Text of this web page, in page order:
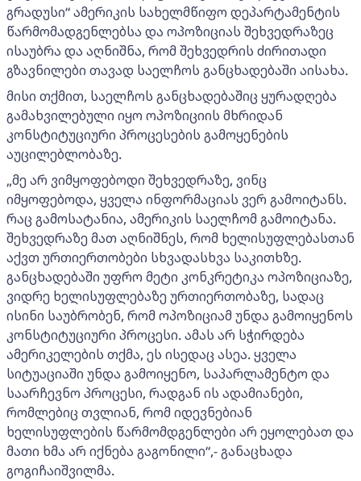
გრადუსი“ ამერიკის სახელმწიფო დეპარტამენტის
წარმომადგენლებსა და ოპოზიციას შეხვედრაზეც
ისაუბრა და აღნიშნა, რომ შეხვედრის ძირითადი
გზავნილები თავად საელჩოს განცხადებაში აისახა.
მისი თქმით, საელჩოს განცხადებაშიც ყურადღება
გამახვილებული იყო ოპოზიციის მხრიდან
კონსტიტუციური პროცესების გამოყენების
აუცილებლობაზე.
„მე არ ვიმყოფებოდი შეხვედრაზე, ვინც
იმყოფებოდა, ყველა ინფორმაციას ვერ გამოიტანს.
რაც გამოსატანია, ამერიკის საელჩომ გამოიტანა.
შეხვედრაზე მათ აღნიშნეს, რომ ხელისუფლებასთან
აქვთ ურთიერთობები სხვადასხვა საკითხზე.
განცხადებაში უფრო მეტი კონკრეტიკა ოპოზიციაზე,
ვიდრე ხელისუფლებაზე ურთიერთობაზე, სადაც
ისინი საუბრობენ, რომ ოპოზიციამ უნდა გამოიყენოს
კონსტიტუციური პროცესი. ამას არ სჭირდება
ამერიკელების თქმა, ეს ისედაც ასეა. ყველა
სიტუაციაში უნდა გამოიყენო, საპარლამენტო და
საარჩევნო პროცესი, რადგან ის ადამიანები,
რომლებიც თვლიან, რომ იდევნებიან
ხელისუფლების წარმომდგენლები არ ეყოლებათ და
მათი ხმა არ იქნება გაგონილი“,- განაცხადა
გოგიჩაიშვილმა.